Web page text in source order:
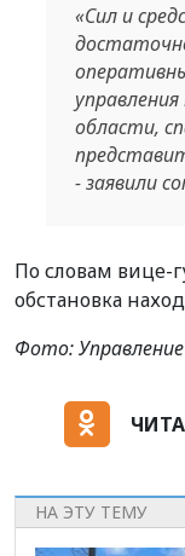
«Сил и
области,
- заявили
По словам вице-
обстановка
Фото:
НА ЭТУ ТЕМУ